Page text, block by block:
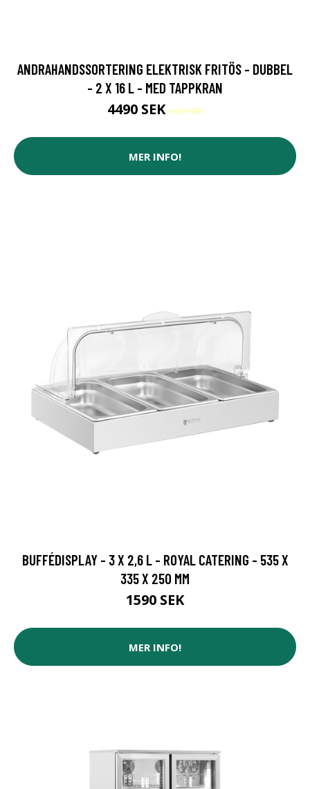
ANDRAHANDSSORTERING ELEKTRISK FRITÖS - DUBBEL
- 2 X 16 L - MED TAPPKRAN
4490 SEK5499 SEK
MER INFO!
BUFFÉDISPLAY - 3 X 2,6 L - ROYAL CATERING - 535 X
335 X 250 MM
1590 SEK
MER INFO!